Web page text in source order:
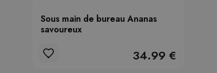
Sous main de bureau Ananas
savoureux
34.99 €